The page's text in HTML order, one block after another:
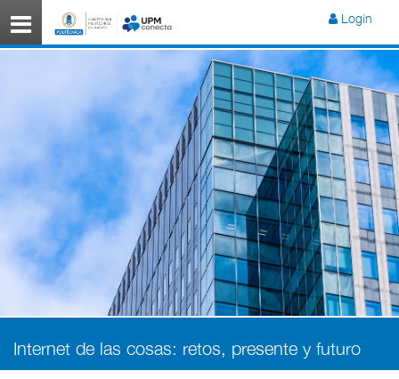
Menú Login
Internet de las cosas: retos, presente y futuro